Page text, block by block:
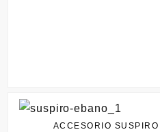
ACCESORIO